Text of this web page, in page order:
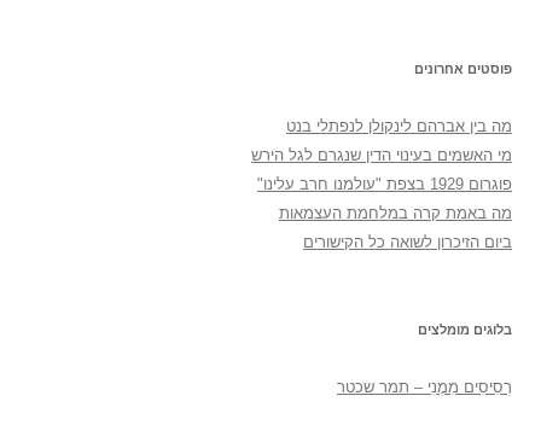
פוסטים אחרונים
מה בין אברהם לינקולן לנפתלי בנט
מי האשמים בעינוי הדין שנגרם לגל הירש
פוגרום 1929 בצפת "עולמנו חרב עלינו"
מה באמת קרה במלחמת העצמאות
ביום הזיכרון לשואה כל הקישורים
בלוגים מומלצים
רְסִיסִים מִמֶנִי – תמר שכטר